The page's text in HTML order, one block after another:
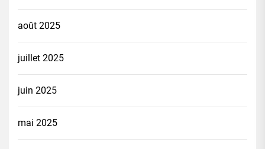
août 2025
juillet 2025
juin 2025
mai 2025